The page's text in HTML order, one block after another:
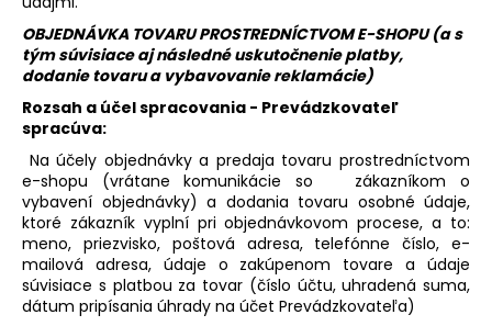
OBJEDNÁVKA TOVARU PROSTREDNÍCTVOM E-SHOPU (a s
tým súvisiace aj následné uskutočnenie platby,
dodanie tovaru a vybavovanie reklamácie)
Rozsah a účel spracovania - Prevádzkovateľ
spracúva:
Na účely objednávky a predaja tovaru prostredníctvom
e-shopu (vrátane komunikácie so zákazníkom o
vybavení objednávky) a dodania tovaru osobné údaje,
ktoré zákazník vyplní pri objednávkovom procese, a to:
meno, priezvisko, poštová adresa, telefónne číslo, e-
mailová adresa, údaje o zakúpenom tovare a údaje
súvisiace s platbou za tovar (číslo účtu, uhradená suma,
dátum pripísania úhrady na účet Prevádzkovateľa)